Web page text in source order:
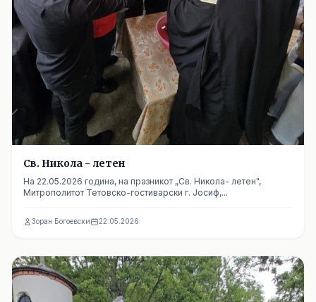
Св. Никола - летен
На 22.05.2026 година, на празникот „Св. Никола- летен",
Митрополитот Тетовско-гостиварски г. Јосиф,...
Зоран Богоевски 22.05.2026